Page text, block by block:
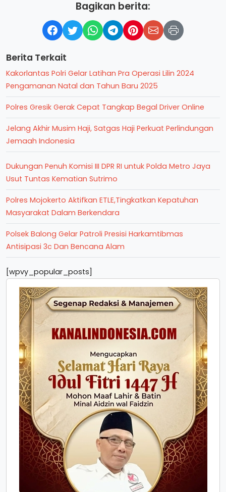
Bagikan berita:
Berita Terkait
Kakorlantas Polri Gelar Latihan Pra Operasi Lilin 2024
Pengamanan Natal dan Tahun Baru 2025
Polres Gresik Gerak Cepat Tangkap Begal Driver Online
Jelang Akhir Musim Haji, Satgas Haji Perkuat Perlindungan
Jemaah Indonesia
Dukungan Penuh Komisi III DPR RI untuk Polda Metro Jaya
Usut Tuntas Kematian Sutrimo
Polres Mojokerto Aktifkan ETLE,Tingkatkan Kepatuhan
Masyarakat Dalam Berkendara
Polsek Balong Gelar Patroli Presisi Harkamtibmas
Antisipasi 3c Dan Bencana Alam
[wpvy_popular_posts]